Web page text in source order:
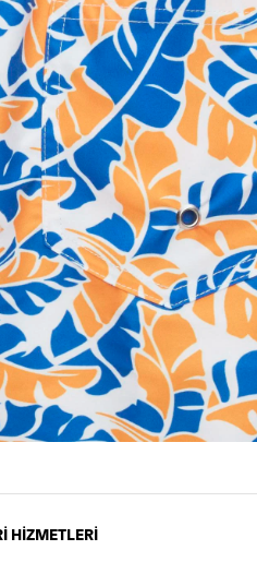
HİZMETLERİ